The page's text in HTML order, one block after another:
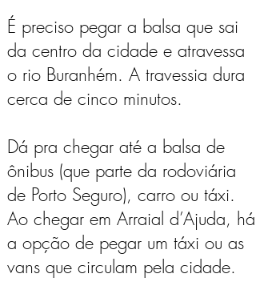
É preciso pegar a balsa que sai
da centro da cidade e atravessa
o rio Buranhém. A travessia dura
cerca de cinco minutos.
Dá pra chegar até a balsa de
ônibus (que parte da rodoviária
de Porto Seguro), carro ou táxi.
Ao chegar em Arraial d’Ajuda, há
a opção de pegar um táxi ou as
vans que circulam pela cidade.